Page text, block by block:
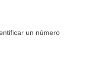
un número